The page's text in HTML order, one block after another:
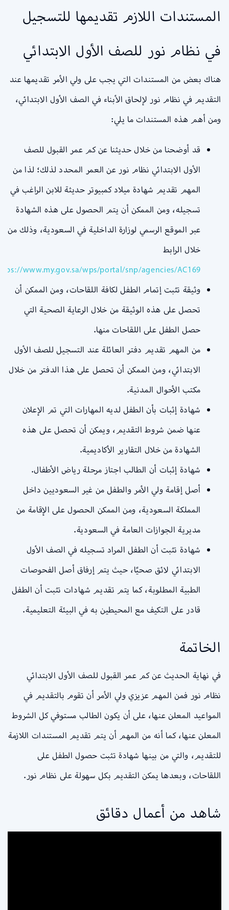
المستندات اللازم تقديمها للتسجيل
في نظام نور للصف الأول الابتدائي
هناك بعض من المستندات التي يجب على ولي الأمر تقديمها عند
التقديم في نظام نور لإلحاق الأبناء في الصف الأول الابتدائي،
ومن أهم هذه المستندات ما يلي:
قد أوضحنا من خلال حديثنا عن كم عمر القبول للصف
الأول الابتدائي نظام نور عن العمر المحدد لذلك؛ لذا من
المهم تقديم شهادة ميلاد كمبيوتر حديثة للابن الراغب في
تسجيله، ومن الممكن أن يتم الحصول على هذه الشهادة
عبر الموقع الرسمي لوزارة الداخلية في السعودية، وذلك من
خلال الرابط
www.my.gov.sa/wps/portal/snp/agencies/AC169
وثيقة تثبت إتمام الطفل لكافة اللقاحات، ومن الممكن أن
تحصل على هذه الوثيقة من خلال الرعاية الصحية التي
حصل الطفل على اللقاحات منها.
من المهم تقديم دفتر العائلة عند التسجيل للصف الأول
الابتدائي، ومن الممكن أن تحصل على هذا الدفتر من خلال
مكتب الأحوال المدنية.
شهادة إثبات بأن الطفل لديه المهارات التي تم الإعلان
عنها ضمن شروط التقديم، ويمكن أن تحصل على هذه
الشهادة من خلال التقارير الأكاديمية.
شهادة إثبات أن الطالب اجتاز مرحلة رياض الأطفال.
أصل إقامة ولي الأمر والطفل من غير السعوديين داخل
المملكة السعودية، ومن الممكن الحصول على الإقامة من
مديرية الجوازات العامة في السعودية.
شهادة تثبت أن الطفل المراد تسجيله في الصف الأول
الابتدائي لائق صحيًا، حيث يتم إرفاق أصل الفحوصات
الطبية المطلوبة، كما يتم تقديم شهادات تثبت أن الطفل
قادر على التكيف مع المحيطين به في البيئة التعليمية.
الخاتمة
في نهاية الحديث عن كم عمر القبول للصف الأول الابتدائي
نظام نور فمن المهم عزيزي ولي الأمر أن تقوم بالتقديم في
المواعيد المعلن عنها، على أن يكون الطالب مستوفي كل الشروط
المعلن عنها، كما أنه من المهم أن يتم تقديم المستندات اللازمة
للتقديم، والتي من بينها شهادة تثبت حصول الطفل على
اللقاحات، وبعدها يمكن التقديم بكل سهولة على نظام نور.
شاهد من أعمال دقائق